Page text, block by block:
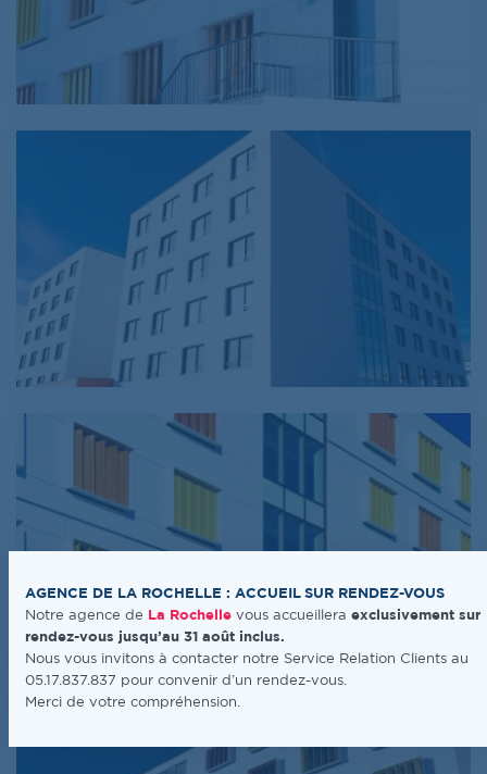
AGENCE DE LA ROCHELLE : ACCUEIL SUR RENDEZ-VOUS
Notre agence de
La Rochellevous accueillera exclusivement sur
rendez-vous jusqu’au 31 août inclus.
Nous vous invitons à contacter notre Service Relation Clients au
05.17.837.837 pour convenir d’un rendez-vous.
Merci de votre compréhension.